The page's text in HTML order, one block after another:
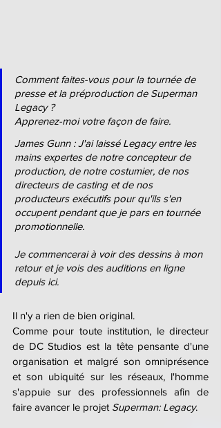
Comment faites-vous pour la tournée de
presse et la préproduction de Superman
Legacy ?
Apprenez-moi votre façon de faire.
James Gunn : J'ai laissé Legacy entre les
mains expertes de notre concepteur de
production, de notre costumier, de nos
directeurs de casting et de nos
producteurs exécutifs pour qu'ils s'en
occupent pendant que je pars en tournée
promotionnelle.
Je commencerai à voir des dessins à mon
retour et je vois des auditions en ligne
depuis ici.
Il n'y a rien de bien original.
Comme pour toute institution, le directeur
de DC Studios est la tête pensante d'une
organisation et malgré son omniprésence
et son ubiquité sur les réseaux, l'homme
s'appuie sur des professionnels afin de
faire avancer le projet Superman: Legacy.